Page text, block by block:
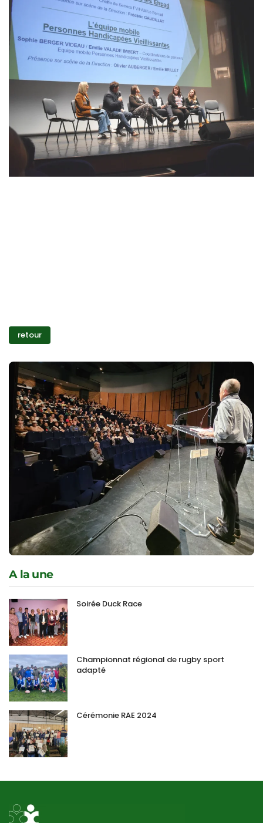
retour
A la une
Soirée Duck Race
Championnat régional de rugby sport
adapté
Cérémonie RAE 2024